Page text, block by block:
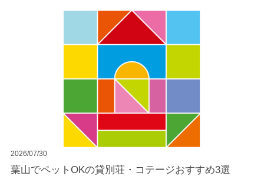
2026/07/30
葉山でペットOKの貸別荘・コテージおすすめ3選